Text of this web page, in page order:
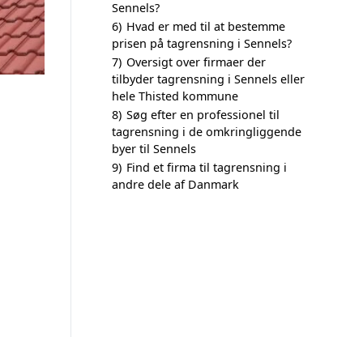
Sennels?
6) Hvad er med til at bestemme
prisen på tagrensning i Sennels?
7) Oversigt over firmaer der
tilbyder tagrensning i Sennels eller
hele Thisted kommune
8) Søg efter en professionel til
tagrensning i de omkringliggende
byer til Sennels
9) Find et firma til tagrensning i
andre dele af Danmark